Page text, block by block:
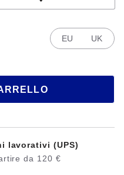
EU UK
lavorativi (UPS)
da 120 €